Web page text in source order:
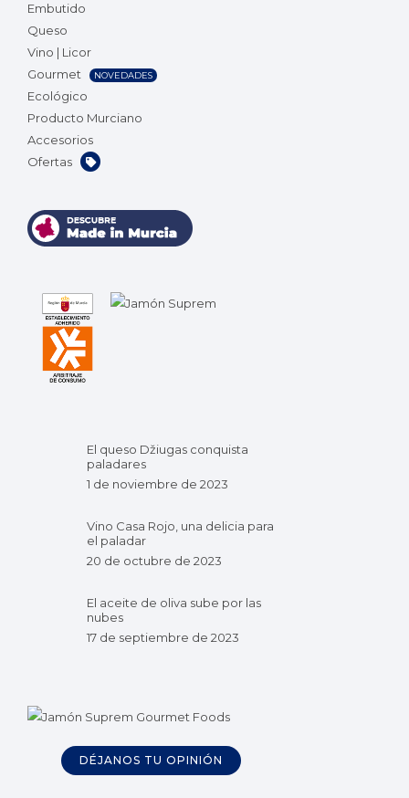
Embutido
Queso
Vino | Licor
Gourmet
NOVEDADES
Ecológico
Producto Murciano
Accesorios
Ofertas
El queso Džiugas conquista
paladares
1 de noviembre de 2023
Vino Casa Rojo, una delicia para
el paladar
20 de octubre de 2023
El aceite de oliva sube por las
nubes
17 de septiembre de 2023
DÉJANOS TU OPINIÓN